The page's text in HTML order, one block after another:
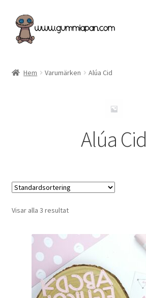
Hoppa
till
navigering
Hoppa
till
innehåll
Köpvillkor
Mitt konto
Hem Varumärken Alúa Cid
Alúa Cid
Visar alla 3 resultat